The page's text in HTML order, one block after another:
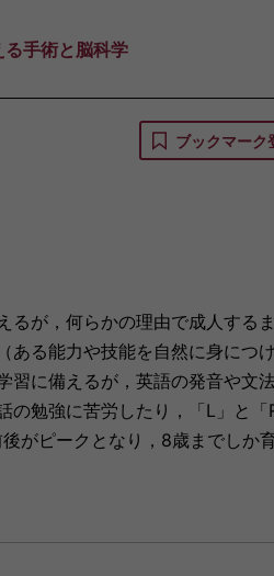
手術と脳科学
ブックマーク
るが，何らかの理由で成人する
る能力や技能を自然に身につ
習に備えるが，英語の発音や文
の勉強に苦労したり，「L」と
がピークとなり，8歳までしか